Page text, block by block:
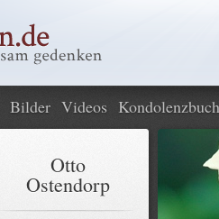
Bilder Videos Kondolenzbuch
Otto
Ostendorp